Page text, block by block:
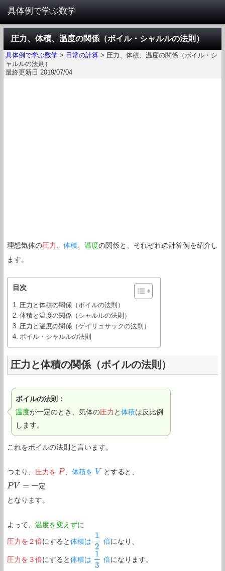
圧力、体積、温度の関係（ボイル・シャルルの法則）
具体例で学ぶ数学 > 日常の計算 > 圧力、体積、温度の関係（ボイル・シ
ャルルの法則）
最終更新日 2019/07/04
理想気体の圧力 体積 温度の関係と、それぞれの計算例を紹介し
ます。
目次
圧力と体積の関係（ボイルの法則）
体積と温度の関係（シャルルの法則）
圧力と温度の関係（ゲイリュサックの法則）
ボイル・シャルルの法則
圧力と体積の関係（ボイルの法則）
ボイルの法則：
温度が一定のとき、気体の圧力 と体積は反比例
します。
これをボイルの法則と言います。
つまり、 圧力を P
P 、体積を V
V
とすると、
PV = 一定
PV= 一定
となります。
よって、 温度を変えずに
圧力を２倍にすると体積は
1
2
12 倍になり、
圧力を３倍にすると体積は
1
3
13 倍になります。